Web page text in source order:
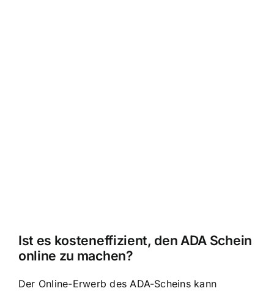
Ist es kosteneffizient, den ADA Schein
online zu machen?
Der Online-Erwerb des ADA-Scheins kann